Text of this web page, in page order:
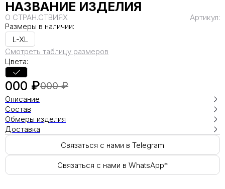
НАЗВАНИЕ ИЗДЕЛИЯ
О СТРАН.СТВИЯХ
Артикул:
Размеры в наличии:
L-XL
Смотреть таблицу размеров
Цвета:
000 ₽000 ₽
Описание
Состав
Обмеры изделия
Доставка
Связаться с нами в Telegram
Связаться с нами в WhatsApp*